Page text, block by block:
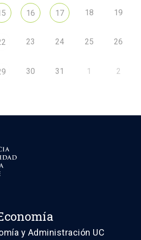
16 17 18 19
23 24 25 26
30 31 1 2
y Administración UC